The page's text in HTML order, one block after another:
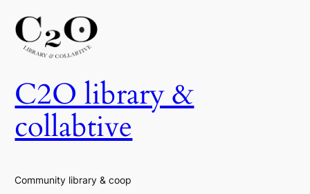
Skip
to
content
C2O library &
collabtive
Community library & coop